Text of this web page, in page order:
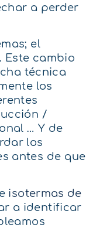
a perder
el
. Este cambio
técnica
los
/
… Y de
los
antes de que
isotermas de
a identificar